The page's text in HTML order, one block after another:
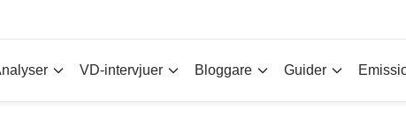
VD-intervjuer Bloggare Guider